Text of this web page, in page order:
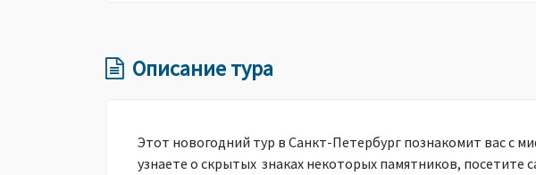
Описание тура
Этот новогодний тур в Санкт-Петербург познакомит вас с
узнаете о скрытых знаках некоторых памятников, посетите